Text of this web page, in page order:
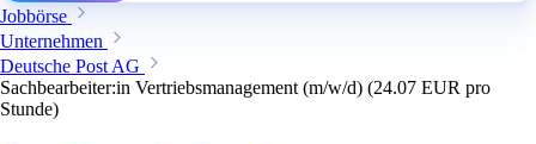
Jobbörse
Unternehmen
Deutsche Post AG
Sachbearbeiter:in Vertriebsmanagement (m/w/d) (24.07 EUR pro
Stunde)